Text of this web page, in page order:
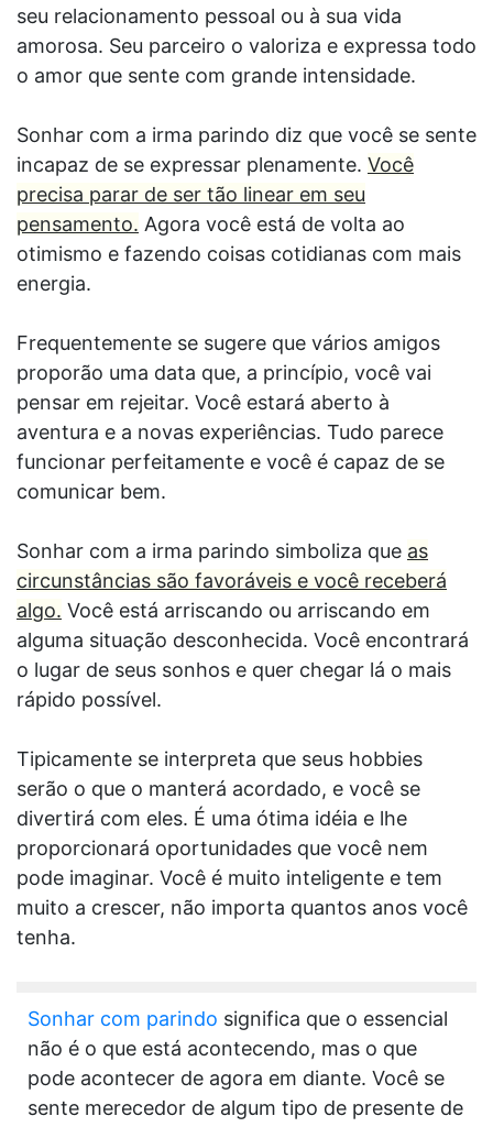
seu relacionamento pessoal ou à sua vida
amorosa. Seu parceiro o valoriza e expressa todo
o amor que sente com grande intensidade.
Sonhar com a irma parindo diz que você se sente
incapaz de se expressar plenamente. Você
precisa parar de ser tão linear em seu
pensamento. Agora você está de volta ao
otimismo e fazendo coisas cotidianas com mais
energia.
Frequentemente se sugere que vários amigos
proporão uma data que, a princípio, você vai
pensar em rejeitar. Você estará aberto à
aventura e a novas experiências. Tudo parece
funcionar perfeitamente e você é capaz de se
comunicar bem.
Sonhar com a irma parindo simboliza que as
circunstâncias são favoráveis e você receberá
algo. Você está arriscando ou arriscando em
alguma situação desconhecida. Você encontrará
o lugar de seus sonhos e quer chegar lá o mais
rápido possível.
Tipicamente se interpreta que seus hobbies
serão o que o manterá acordado, e você se
divertirá com eles. É uma ótima idéia e lhe
proporcionará oportunidades que você nem
pode imaginar. Você é muito inteligente e tem
muito a crescer, não importa quantos anos você
tenha.
Sonhar com parindo significa que o essencial
não é o que está acontecendo, mas o que
pode acontecer de agora em diante. Você se
sente merecedor de algum tipo de presente de